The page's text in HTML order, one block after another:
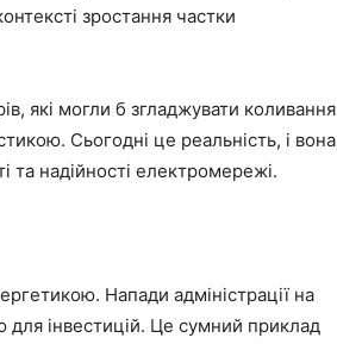
зростання частки
які могли б згладжувати коливання
Сьогодні це реальність, і вона
та надійності електромережі.
Напади адміністрації на
для інвестицій. Це сумний приклад